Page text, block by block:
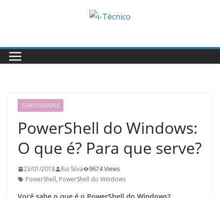
CURIOSIDADES
PowerShell do Windows:
O que é? Para que serve?
23/01/2018 Rui Silva
9674 Views
PowerShell, PowerShell do Windows